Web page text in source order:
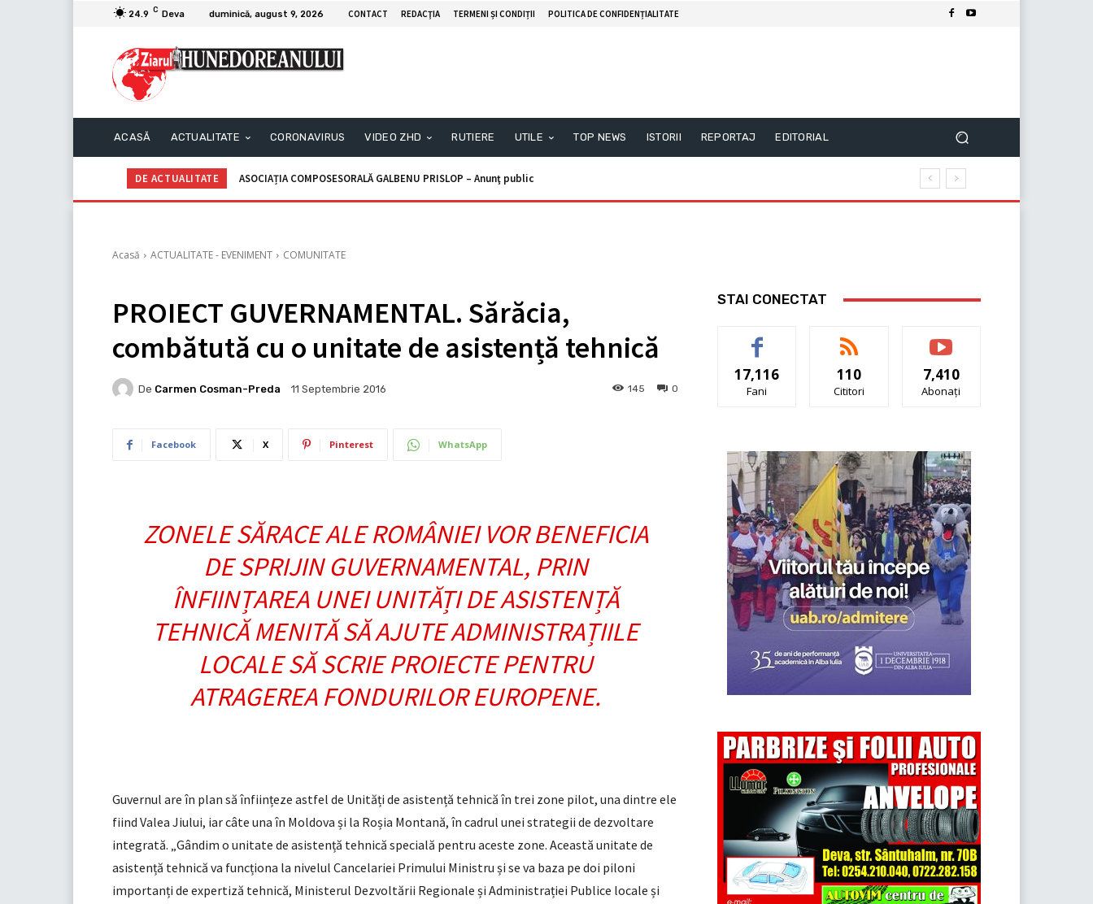
24.9 C Deva duminică, august 9, 2026 CONTACT REDACŢIA TERMENI ȘI CONDIȚII POLITICA DE CONFIDENȚIALITATE
ACASĂ ACTUALITATE CORONAVIRUS VIDEO ZHD RUTIERE UTILE TOP NEWS ISTORII REPORTAJ EDITORIAL
DE ACTUALITATE ASOCIAȚIA COMPOSESORALĂ GALBENU PRISLOP – Anunţ public
C.I.I. GOGOAŞĂ Adrian – Anunţ licitaţie
Acasă ACTUALITATE - EVENIMENT COMUNITATE
PROIECT GUVERNAMENTAL. Sărăcia,
combătută cu o unitate de asistență tehnică
De Carmen Cosman-Preda 11 Septembrie 2016 0
145
Facebook X Pinterest WhatsApp
ZONELE SĂRACE ALE ROMÂNIEI VOR BENEFICIA
DE SPRIJIN GUVERNAMENTAL, PRIN
ÎNFIINȚAREA UNEI UNITĂȚI DE ASISTENȚĂ
TEHNICĂ MENITĂ SĂ AJUTE ADMINISTRAȚIILE
LOCALE SĂ SCRIE PROIECTE PENTRU
ATRAGEREA FONDURILOR EUROPENE.
Guvernul are în plan să înființeze astfel de Unități de asistență tehnică în trei zone pilot, una dintre ele
fiind Valea Jiului, iar câte una în Moldova și la Roșia Montană, în cadrul unei strategii de dezvoltare
integrată. „Gândim o unitate de asistență tehnică specială pentru aceste zone. Această unitate de
asistență tehnică va funcționa la nivelul Cancelariei Primului Ministru și se va baza pe doi piloni
importanți de expertiză tehnică, Ministerul Dezvoltării Regionale și Administrației Publice locale și
STAI CONECTAT
17,116
Fani
110
Cititori
7,410
Abonați